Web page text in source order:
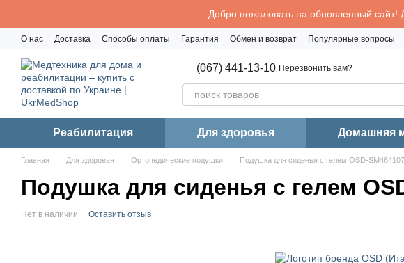
Добро пожаловать на обновленный
О нас Доставка Способы оплаты Гарантия Обмен и возврат Популярные вопросы
(067) 441-13-10 Перезвонить вам?
Реабилитация Для здоровья Домашняя
Главная Для здоровья Ортопедические подушки Подушка для сиденья с гелем OSD-
Подушка для сиденья с гелем
Нет в наличии Оставить отзыв